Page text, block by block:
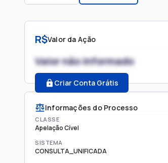
R$Valor da Ação
Valor não informado
Criar Conta Grátis
Informações do Processo
CLASSE
Apelação Cível
SISTEMA
CONSULTA_UNIFICADA